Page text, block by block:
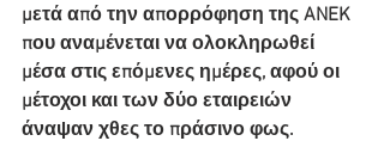
μετά από την απορρόφηση της ANEK
που αναμένεται να ολοκληρωθεί
μέσα στις επόμενες ημέρες, αφού οι
μέτοχοι και των δύο εταιρειών
άναψαν χθες το πράσινο φως.